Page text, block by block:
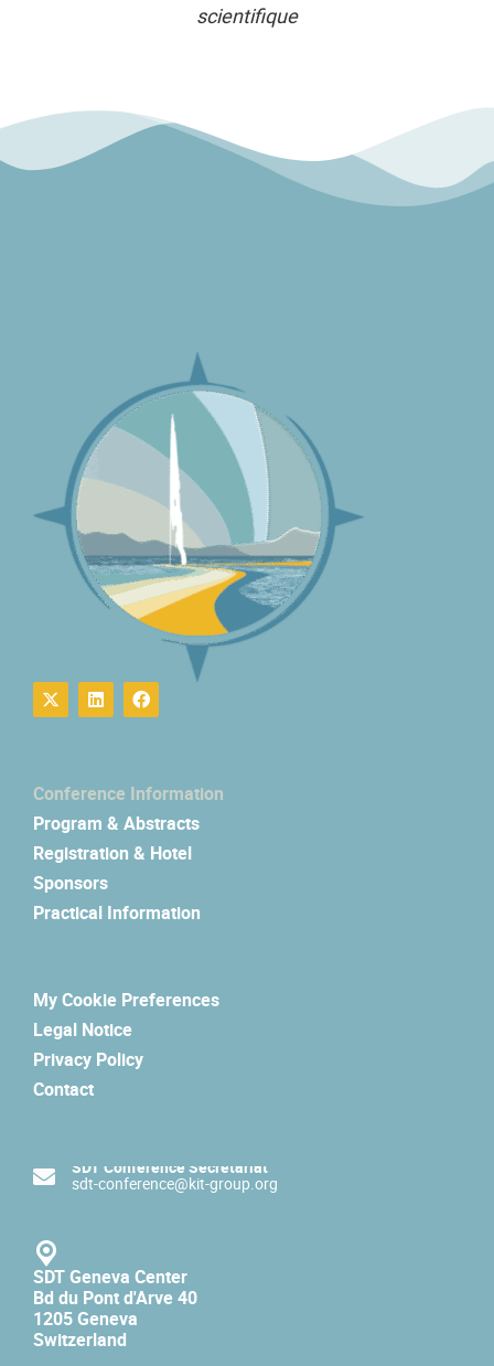
scientifique
Conference Information
Program & Abstracts
Registration & Hotel
Sponsors
Practical Information
My Cookie Preferences
Legal Notice
Privacy Policy
Contact
SDT Conference Secretariat
sdt-conference@kit-group.org
SDT Geneva Center
Bd du Pont d'Arve 40
1205 Geneva
Switzerland